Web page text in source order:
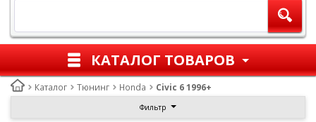
КАТАЛОГ ТОВАРОВ
Каталог Тюнинг Honda Civic 6 1996+
Фильтр